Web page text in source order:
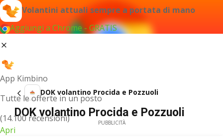
Volantini attuali sempre a portata di mano
Aggiungi a Chrome - GRATIS
App Kimbino
Tutte le offerte in un posto
(14.100 recensioni)
Apri
DOK volantino Procida e Pozzuoli
DOK volantino Procida e Pozzuoli
PUBBLICITÀ